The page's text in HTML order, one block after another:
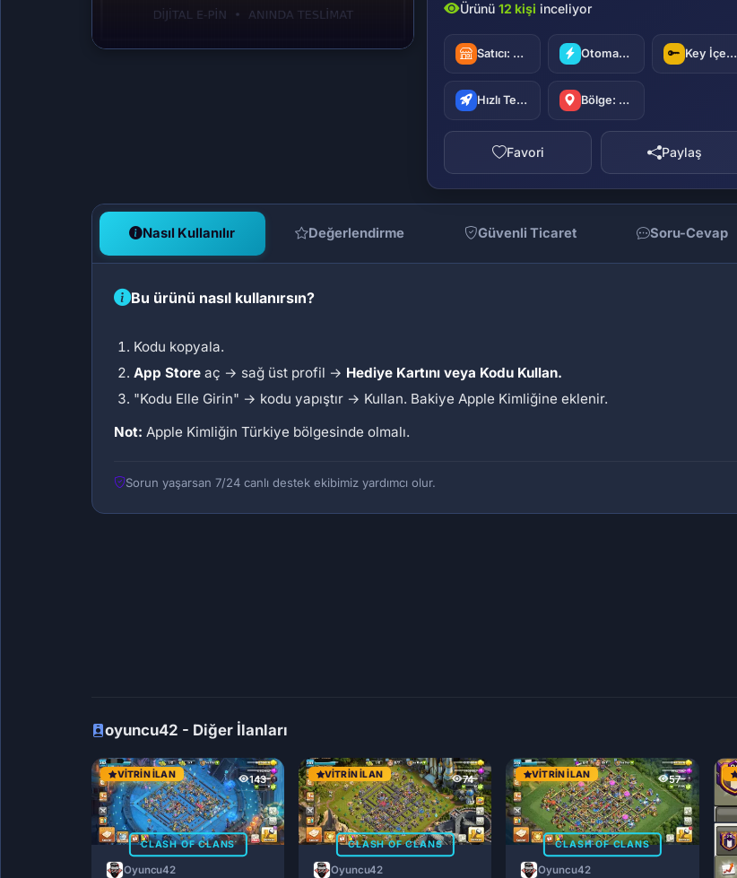
E-pin olarak teslim edilir
Satıcı:
oyuncu42 Otomatik Teslimat Key İçerir
Hızlı Teslimat Bölge: Türkiye
Favori Paylaş
Nasıl Kullanılır Değerlendirme Güvenli Ticaret Soru-Cevap
Bu ürünü nasıl kullanırsın?
Kodu kopyala.
App Store aç → sağ üst profil → Hediye Kartını veya Kodu Kullan.
"Kodu Elle Girin" → kodu yapıştır → Kullan. Bakiye Apple Kimliğine eklenir.
Not: Apple Kimliğin Türkiye bölgesinde olmalı.
Sorun yaşarsan 7/24 canlı destek ekibimiz yardımcı olur.
oyuncu42 - Diğer İlanları
143
VITRIN İLAN
CLASH OF CLANS
Oyuncu42
74
VITRIN İLAN
CLASH OF CLANS
Oyuncu42
57
VITRIN İLAN
CLASH OF CLANS
Oyuncu42